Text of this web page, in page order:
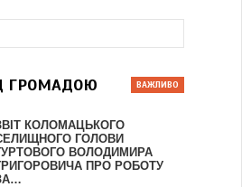
ГРОМАДОЮ
КОЛОМАЦЬКОГО
ГОЛОВИ
ВОЛОДИМИРА
ПРО РОБОТУ